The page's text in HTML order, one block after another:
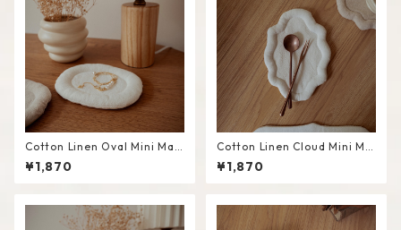
Cotton Linen Oval Mini Mat
#White
¥1,870
Cotton Linen Cloud Mini Ma
t #White
¥1,870